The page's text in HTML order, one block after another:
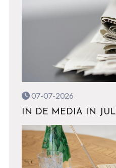
07-07-2026
IN DE MEDIA IN JULI